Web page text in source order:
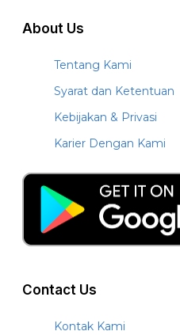
About Us
Tentang Kami
Syarat dan Ketentuan
Kebijakan & Privasi
Karier Dengan Kami
Contact Us
Kontak Kami